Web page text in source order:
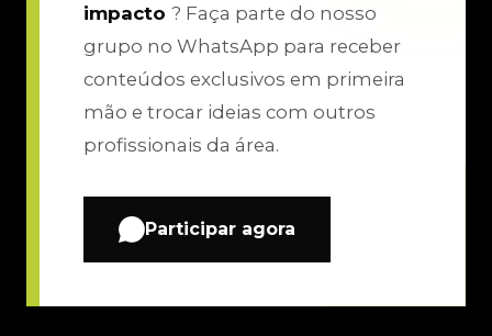
impacto ? Faça parte do nosso
grupo no WhatsApp para receber
conteúdos exclusivos em primeira
mão e trocar ideias com outros
profissionais da área.
Participar agora